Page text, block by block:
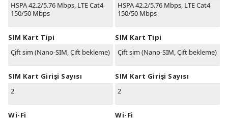
HSPA 42.2/5.76 Mbps, LTE Cat4
150/50 Mbps
SIM Kart Tipi
Çift sim (Nano-SIM, Çift bekleme)
SIM Kart Girişi Sayısı
2
Wi-Fi
HSPA 42.2/5.76 Mbps, LTE Cat4
150/50 Mbps
SIM Kart Tipi
Çift sim (Nano-SIM, Çift bekleme)
SIM Kart Girişi Sayısı
2
Wi-Fi